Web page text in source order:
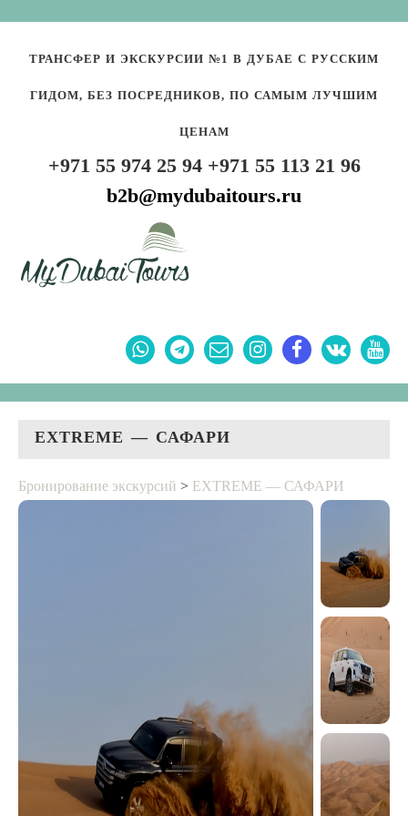
ТРАНСФЕР И ЭКСКУРСИИ №1 В ДУБАЕ С РУССКИМ
ГИДОМ, БЕЗ ПОСРЕДНИКОВ, ПО САМЫМ ЛУЧШИМ
ЦЕНАМ
+971 55 974 25 94 +971 55 113 21 96
b2b@mydubaitours.ru
EXTREME — САФАРИ
Бронирование экскурсий > EXTREME — САФАРИ